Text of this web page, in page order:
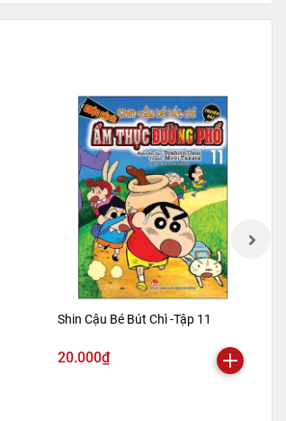
Shin Cậu Bé Bút Chì -Tập 11
20.000₫